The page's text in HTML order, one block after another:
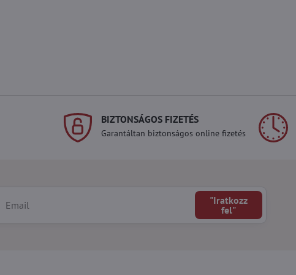
BIZTONSÁGOS FIZETÉS
Garantáltan biztonságos online fizetés
"Iratkozz
fel"